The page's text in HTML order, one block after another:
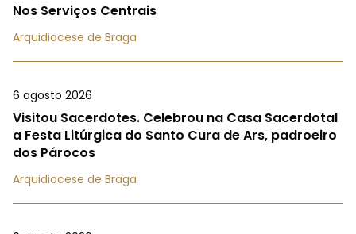
Nos Serviços Centrais
Arquidiocese de Braga
6 agosto 2026
Visitou Sacerdotes. Celebrou na Casa Sacerdotal
a Festa Litúrgica do Santo Cura de Ars, padroeiro
dos Párocos
Arquidiocese de Braga